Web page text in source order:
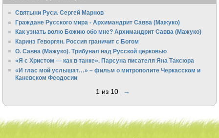
Святыни Руси. Сергей Марнов
Граждане Русского мира - Архимандрит Савва (Мажуко)
Как узнать волю Божию обо мне? Архимандрит Савва (Мажуко)
Каринэ Геворгян. Россия граничит с Богом
О. Савва (Мажуко). Трибунал над Русской церковью
«Я с Христом — как в танке». Парсуна писателя Яна Таксюра
«И глас мой услышат…» – фильм о митрополите Черкасском и
Каневском Феодосии
1 из 10 →